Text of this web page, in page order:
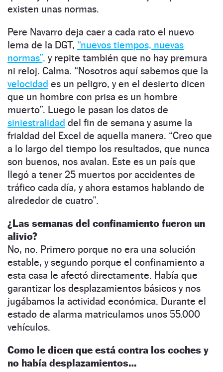
existen unas normas.
Pere Navarro deja caer a cada rato el nuevo
lema de la DGT, “nuevos tiempos, nuevas
normas”, y repite también que no hay premura
ni reloj. Calma. “Nosotros aquí sabemos que la
velocidad es un peligro, y en el desierto dicen
que un hombre con prisa es un hombre
muerto”. Luego le pasan los datos de
siniestralidad del fin de semana y asume la
frialdad del Excel de aquella manera. “Creo que
a lo largo del tiempo los resultados, que nunca
son buenos, nos avalan. Este es un país que
llegó a tener 25 muertos por accidentes de
tráfico cada día, y ahora estamos hablando de
alrededor de cuatro”.
¿Las semanas del confinamiento fueron un
alivio?
No, no. Primero porque no era una solución
estable, y segundo porque el confinamiento a
esta casa le afectó directamente. Había que
garantizar los desplazamientos básicos y nos
jugábamos la actividad económica. Durante el
estado de alarma matriculamos unos 55.000
vehículos.
Como le dicen que está contra los coches y
no había desplazamientos…